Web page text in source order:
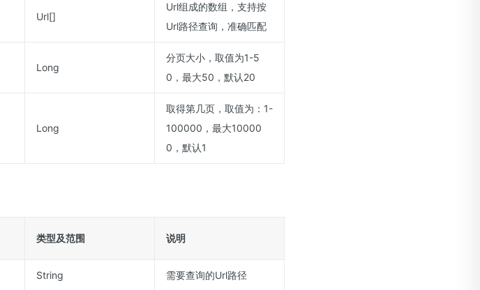
Url[]
Url组成的数组，支持按
Url路径查询，准确匹配
Long
分页大小，取值为1-5
0，最大50，默认20
Long
取得第几页，取值为：1-
100000，最大10000
0，默认1
类型及范围 说明
String 需要查询的Url路径